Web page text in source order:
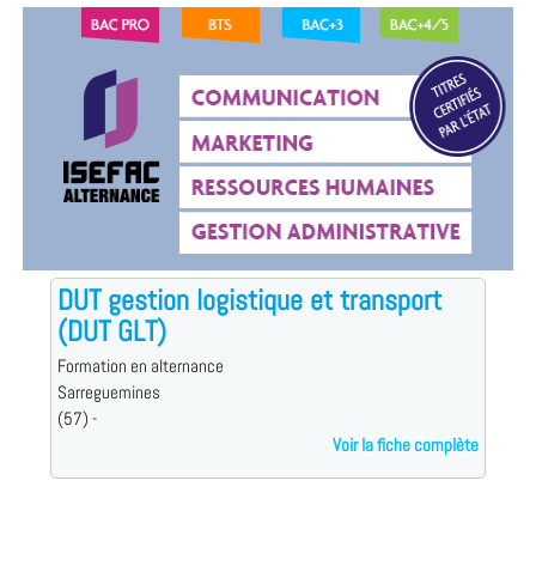
DUT gestion logistique et transport
(DUT GLT)
Formation en alternance
Sarreguemines
(57) -
Voir la fiche complète